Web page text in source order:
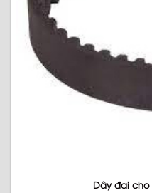
Dây đai cho